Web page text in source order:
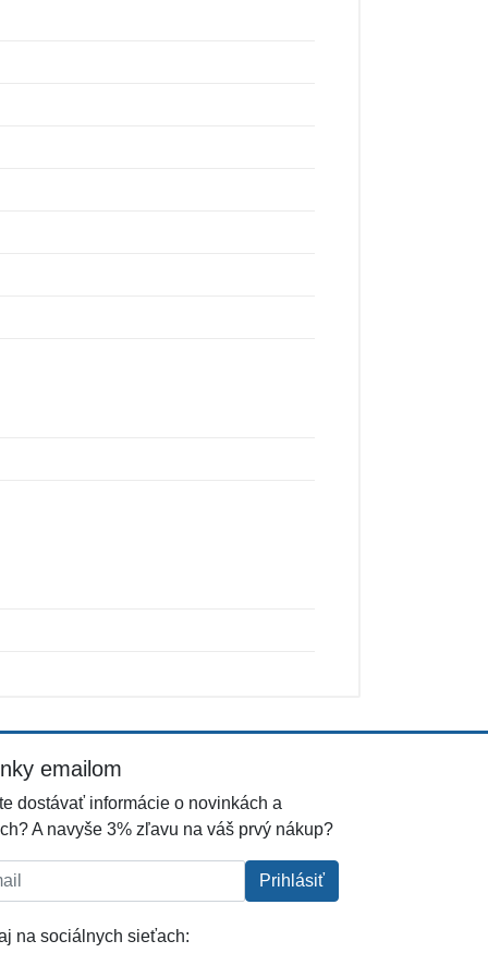
emailom
dostávať informácie o novinkách a
A navyše 3% zľavu na váš prvý nákup?
Prihlásiť
na sociálnych sieťach: